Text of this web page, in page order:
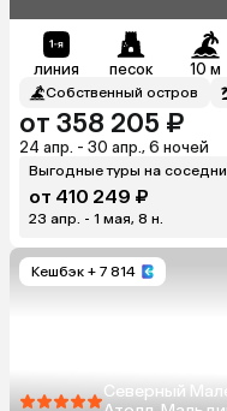
линия песок 10 м
Собственный остров
от 358 205 ₽
24 апр. - 30 апр., 6 ночей
Выгодные туры на
от 410 249 ₽
23 апр. - 1 мая, 8 н.
Кешбэк + 7 814
Северный